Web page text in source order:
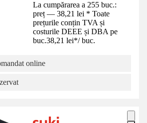
La cumpărarea a 255 buc.:
preț — 38,21 lei * Toate
prețurile conțin TVA și
costurile DEEE și DBA pe
buc.38,21 lei*/ buc.
online